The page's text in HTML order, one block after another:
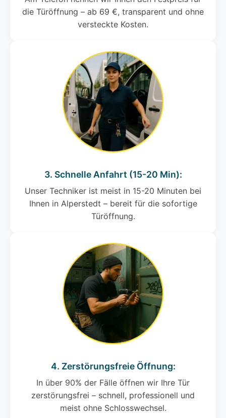
die Türöffnung – ab 69 €, transparent und ohne
versteckte Kosten.
3. Schnelle Anfahrt (15-20 Min):
Unser Techniker ist meist in 15-20 Minuten bei
Ihnen in Alperstedt – bereit für die sofortige
Türöffnung.
4. Zerstörungsfreie Öffnung:
In über 90% der Fälle öffnen wir Ihre Tür
zerstörungsfrei – schnell, professionell und
meist ohne Schlosswechsel.